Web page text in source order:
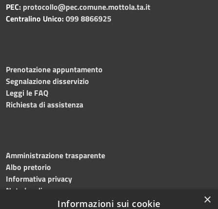
PEC: protocollo@pec.comune.mottola.ta.it
Centralino Unico:099 8866925
Prenotazione appuntamento
Segnalazione disservizio
Leggi le FAQ
Richiesta di assistenza
Amministrazione trasparente
Albo pretorio
Informativa privacy
Note legali
Dichiarazione di accessibilità
×
Informazioni sui cookie